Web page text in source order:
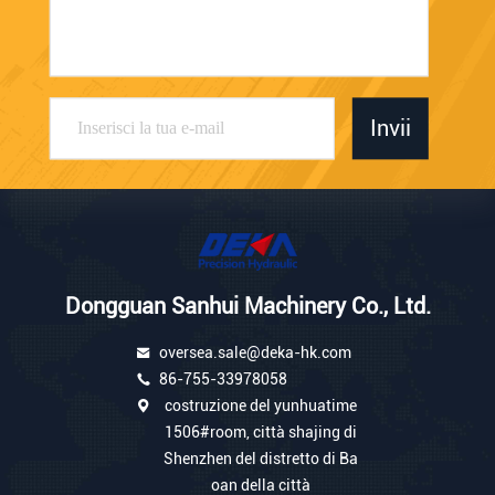
Invii
Dongguan Sanhui Machinery Co., Ltd.
oversea.sale@deka-hk.com
86-755-33978058
costruzione del yunhuatime
1506#room, città shajing di
Shenzhen del distretto di Ba
oan della città